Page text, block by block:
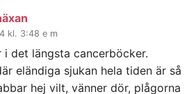
kl. 3:48 e m
i det längsta cancerböcker.
eländiga sjukan hela tiden är så
hej vilt, vänner dör, plågorna